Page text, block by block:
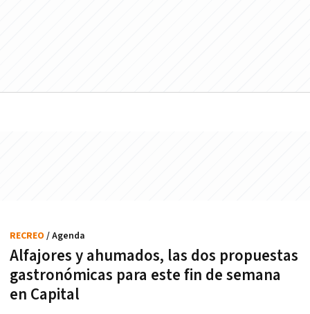
Alfajores y ahumados, las dos propuestas
gastronómicas para este fin de semana
en Capital
RECREO / Agenda